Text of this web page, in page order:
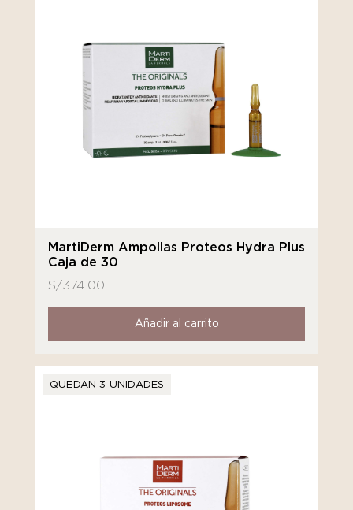
MartiDerm Ampollas Proteos Hydra Plus
Caja de 30
S/374.00
Añadir al carrito
QUEDAN 3 UNIDADES